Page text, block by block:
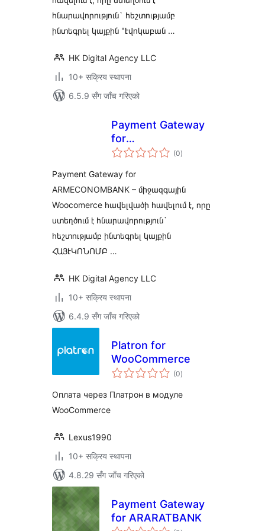
հնարավորություն` հեշտությամբ
ինտեգրել կայքին "Էվոկաբան …
HK Digital Agency LLC
10+ सक्रिय स्थापना
6.5.9 सँग जाँच गरिएको
Payment Gateway
for
ARMECONOMBANK
(0कुल
रेटिङ्गहरू
)
Payment Gateway for
ARMECONOMBANK – միջազգային
Woocomerce հավելվածի հավելում է, որը
ստեղծում է հնարավորություն`
հեշտությամբ ինտեգրել կայքին
ՀԱՅԷԿՈՆՈՄԲ …
HK Digital Agency LLC
10+ सक्रिय स्थापना
6.4.9 सँग जाँच गरिएको
Platron for
WooCommerce
(0कुल
रेटिङ्गहरू
)
Оплата через Платрон в модуле
WooCommerce
Lexus1990
10+ सक्रिय स्थापना
4.8.29 सँग जाँच गरिएको
Payment Gateway
for ARARATBANK
कुल